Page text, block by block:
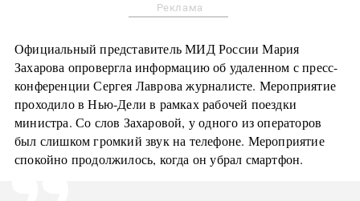
Реклама
Официальный представитель МИД России Мария
Захарова опровергла информацию об удаленном с пресс-
конференции Сергея Лаврова журналисте. Мероприятие
проходило в Нью-Дели в рамках рабочей поездки
министра. Со слов Захаровой, у одного из операторов
был слишком громкий звук на телефоне. Мероприятие
спокойно продолжилось, когда он убрал смартфон.